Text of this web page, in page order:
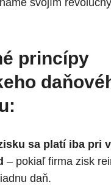
svojím
princípy
sa platí iba pri
– pokiaľ firma zisk
daň.